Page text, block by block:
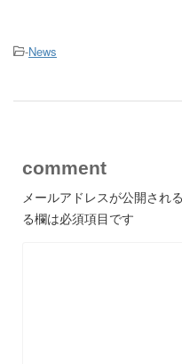
-News
comment
メールアドレスが公開され
る欄は必須項目です